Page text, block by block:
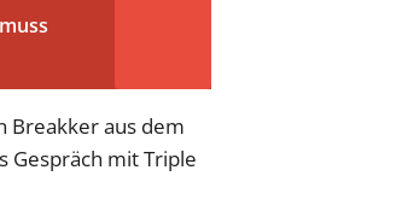
Breakker aus dem
Gespräch mit Triple